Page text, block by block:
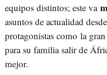
equipos distintos; este va
asuntos de actualidad
protagonistas como la
para su familia salir de
mejor.